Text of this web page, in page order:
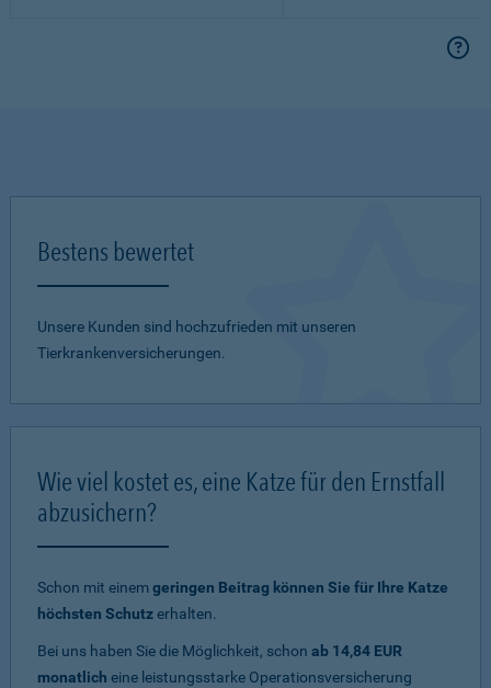
Bestens bewertet
Unsere Kunden sind hochzufrieden mit unseren
Tierkrankenversicherungen.
Wie viel kostet es, eine Katze für den Ernstfall
abzusichern?
Schon mit einemgeringen Beitrag können Sie für Ihre Katze
höchsten Schutzerhalten.
Bei uns haben Sie die Möglichkeit, schon ab 14,84 EUR
monatlich eine leistungsstarke Operationsversicherung